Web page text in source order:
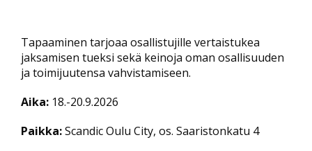
Tapaaminen tarjoaa osallistujille vertaistukea
jaksamisen tueksi sekä keinoja oman osallisuuden
ja toimijuutensa vahvistamiseen.
Aika: 18.-20.9.2026
Paikka:Scandic Oulu City, os. Saaristonkatu 4